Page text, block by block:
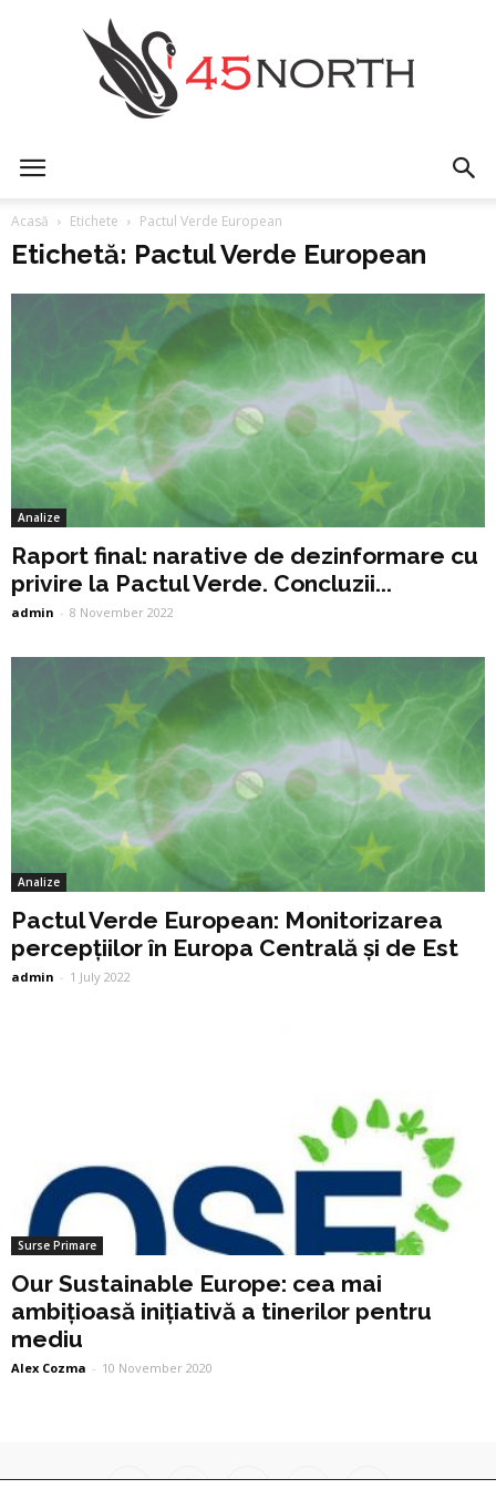
Acasă Etichete Pactul Verde European
Etichetă: Pactul Verde European
Analize
Raport final: narative de dezinformare cu
privire la Pactul Verde. Concluzii...
admin - 8 November 2022
Analize
Pactul Verde European: Monitorizarea
percepțiilor în Europa Centrală și de Est
admin - 1 July 2022
Surse Primare
Our Sustainable Europe: cea mai
ambițioasă inițiativă a tinerilor pentru
mediu
Alex Cozma - 10 November 2020